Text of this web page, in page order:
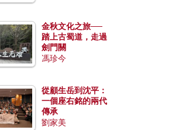
金秋文化之旅──
踏上古蜀道，走過
劍門關
馮珍今
從顧生岳到沈平：
一個座右銘的兩代
傳承
劉家美